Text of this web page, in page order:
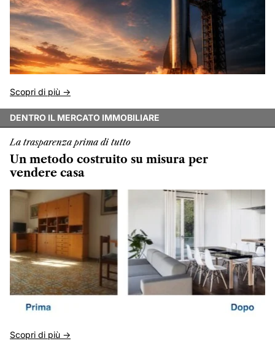
Scopri di più ->
DENTRO IL MERCATO IMMOBILIARE
La trasparenza prima di tutto
Un metodo costruito su misura per
vendere casa
Scopri di più ->